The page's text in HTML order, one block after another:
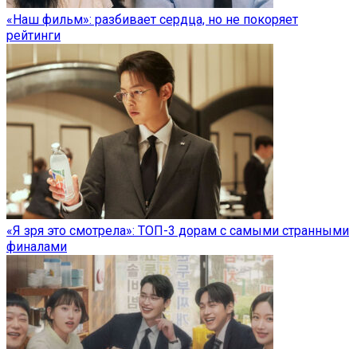
«Наш фильм»: разбивает сердца, но не покоряет
рейтинги
«Я зря это смотрела»: ТОП-3 дорам с самыми странными
финалами